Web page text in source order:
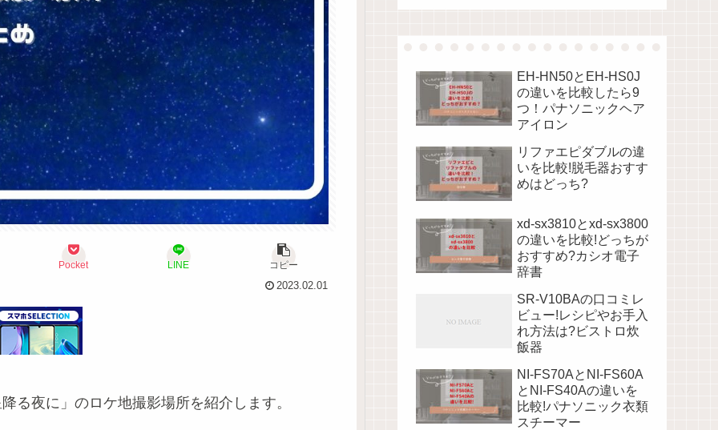
Pocket LINE
コピー
2023.02.01
る夜に」のロケ地撮影場所を紹介します。
EH-HN50とEH-HS0J
の違いを比較したら9
つ！パナソニックヘア
アイロン
リファエピダブルの違
いを比較!脱毛器おすす
めはどっち?
xd-sx3810とxd-sx3800
の違いを比較!どっちが
おすすめ?カシオ電子
辞書
SR-V10BAの口コミレ
ビュー!レシピやお手入
れ方法は?ビストロ炊
飯器
NI-FS70AとNI-FS60A
とNI-FS40Aの違いを
比較!パナソニック衣類
スチーマー